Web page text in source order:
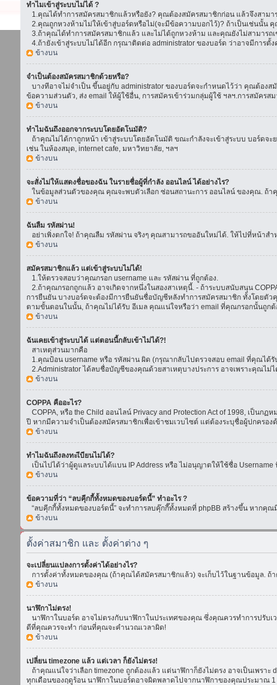
ทำไมเข้าสู่ระบบไม่ได้ ?
1.คุณได้ทำการสมัครสมาชิกแล้วหรือยัง? คุณต้องสมัครสมาชิกก่อน แล้วจึงสามา
2.คุณถูกหวงห้ามไม่ให้เข้าสู่บอร์ดหรือไม่(จะมีข้อความบอกไว้)? ถ้าเป็นเช่นนั้น
3.ถ้าคุณได้ทำการสมัครสมาชิกแล้ว และไม่ได้ถูกหวงห้าม และคุณยังไม่สามารถ
4.ถ้ายังเข้าสู่ระบบไม่ได้อีก กรุณาติดต่อ administrator ของบอร์ด ว่าอาจมีการตั้
ข้างบน
จำเป็นต้องสมัครสมาชิกด้วยหรือ?
บางทีอาจไม่จำเป็น ขึ้นอยู่กับ administrator ของบอร์ดจะกำหนดไว้ว่า คุณต้อง
ข้อความส่วนตัว, ส่ง email ให้ผู้ใช้อื่น, การสมัครเข้าร่วมกลุ่มผู้ใช้ ฯลฯ.การสมัคร
ข้างบน
ทำไมฉันถึงออกจากระบบโดยอัตโนมัติ?
ถ้าคุณไม่ได้กาถูกหน้า เข้าสู่ระบบโดยอัตโนมัติ ขณะกำลังจะเข้าสู่ระบบ บอร์ด
เช่น ในห้องสมุด, internet cafe, มหาวิทยาลัย, ฯลฯ
ข้างบน
จะสั่งไม่ให้แสดงชื่อของฉัน ในรายชื่อผู้ที่กำลัง ออนไลน์ ได้อย่างไร?
ในข้อมูลส่วนตัวของคุณ คุณจะพบตัวเลือก ซ่อนสถานะการ ออนไลน์ ของคุณ. ถ้า
ข้างบน
ฉันลืม รหัสผ่าน!
อย่าเพิ่งตกใจ! ถ้าคุณลืม รหัสผ่าน จริงๆ คุณสามารถขออันใหม่ได้. ให้ไปที่หน้าส
ข้างบน
สมัครสมาชิกแล้ว แต่เข้าสู่ระบบไม่ได้!
1.ให้ตรวจสอบว่าคุณกรอก username และ รหัสผ่าน ที่ถูกต้อง.
2.ถ้าคุณกรอกถูกแล้ว อาจเกิดจากหนึ่งในสองสาเหตุนี้. - ถ้าระบบสนับสนุน
การยืนยัน บางบอร์ดจะต้องมีการยืนยันชื่อบัญชีหลังทำการสมัครสมาชิก ทั้งโดยตั
ตามขั้นตอนในนั้น, ถ้าคุณไม่ได้รับ อีเมล คุณแน่ใจหรือว่า email ที่คุณกรอกนั้นถูก
ข้างบน
ฉันเคยเข้าสู่ระบบได้ แต่ตอนนี้กลับเข้าไม่ได้?!
สาเหตุส่วนมากคือ
1.คุณป้อน username หรือ รหัสผ่าน ผิด (กรุณากลับไปตรวจสอบ email ที่คุณได้
2.Administrator ได้ลบชื่อบัญชีของคุณด้วยสาเหตุบางประการ อาจเพราะคุณไม่
ข้างบน
COPPA คืออะไร?
COPPA, หรือ the Child ออนไลน์ Privacy and Protection Act of 1998, เป็น
ปี หากมีความจำเป็นต้องสมัครสมาชิกเพื่อเข้าชมเวบไซต์ แต่ต้องระบุชื่อผู้ปกครอง
ข้างบน
ทำไมฉันถึงลงทะเีบียนไม่ได้?
เป็นไปได้ว่าผู้ดูแลระบบได้แบน IP Address หรือ ไม่อนุญาตให้ใช้ชื่อ
ข้างบน
ข้อความที่ว่า “ลบคุีกกี้ทั้งหมดของบอร์ดนี้” ทำอะไร ?
“ลบคุีกกี้ทั้งหมดของบอร์ดนี้” จะทำการลบคุ๊กกี๊ทั้งหมดที่ phpBB สร้างขึ้น หากคุ
ข้างบน
ตั้งค่าสมาชิก และ ตั้งค่าต่าง ๆ
จะเปลี่ยนแปลงการตั้งค่าได้อย่างไร?
การตั้งค่าทั้งหมดของคุณ (ถ้าคุณได้สมัครสมาชิกแล้ว) จะเก็บไว้ในฐานข้อมูล. ถ้
ข้างบน
นาฬิกาไม่ตรง!
นาฬิกาในบอร์ด อาจไม่ตรงกับนาฬิกาในประเทศของคุณ ซึ่งคุณควรทำการปรับเ
ดีที่คุณควรจะทำ ก่อนที่คุณจะคำนวณเวลาผิด!
ข้างบน
เปลี่ยน timezone แล้ว แต่เวลา ก็ยังไม่ตรง!
ถ้าคุณแน่ใจว่าเลือก timezone ถูกต้องแล้ว แต่นาฬิกาก็ยังไม่ตรง อาจเป็นเพราะ
ทุกเดือนของฤดูร้อน นาฬิกาในบอร์ดอาจผิดพลาดไปจากนาฬิกาของคุณประมาณ 1